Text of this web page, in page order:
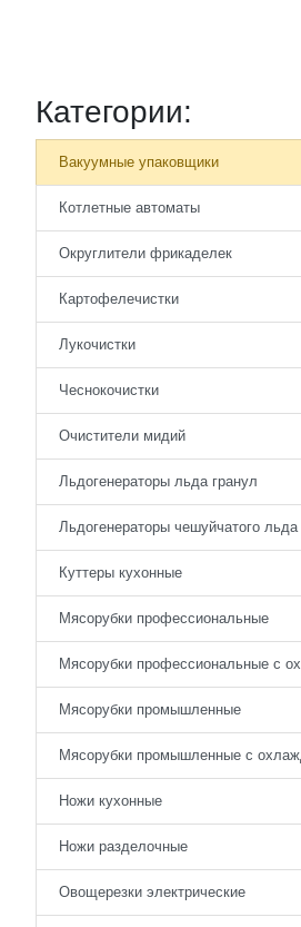
Категории:
Вакуумные упаковщики
Котлетные автоматы
Округлители фрикаделек
Картофелечистки
Лукочистки
Чеснокочистки
Очистители мидий
Льдогенераторы льда гранул
Льдогенераторы чешуйчатого льда
Куттеры кухонные
Мясорубки профессиональные
Мясорубки профессиональные с
Мясорубки промышленные
Мясорубки промышленные с
Ножи кухонные
Ножи разделочные
Овощерезки электрические